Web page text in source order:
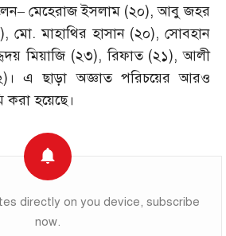
মেহেরাজ ইসলাম (২০), আবু জহর
মো. মাহাথির হাসান (২০), সোবহান
মিয়াজি (২৩), রিফাত (২১), আলী
এ ছাড়া অজ্ঞাত পরিচয়ের আরও
হয়েছে।
directly on you device, subscribe
now.